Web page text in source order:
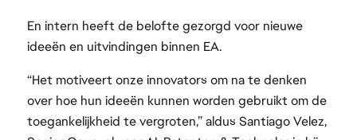
En intern heeft de belofte gezorgd voor nieuwe
ideeën en uitvindingen binnen EA.
“Het motiveert onze innovators om na te denken
over hoe hun ideeën kunnen worden gebruikt om de
toegankelijkheid te vergroten,” aldus Santiago Velez,